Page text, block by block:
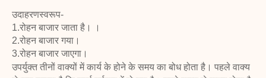
उदाहरणस्वरूप-
1.रोहन बाजार जाता है। ।
2.रोहन बाजार गया।
3.रोहन बाजार जाएगा।
उपर्युक्त तीनों वाक्यों में कार्य के होने के समय का बोध होता है। पहले वाक्य